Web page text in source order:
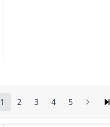
You're currently reading page
1 Lapa
2 Lapa
3 Lapa
4 Lapa
5